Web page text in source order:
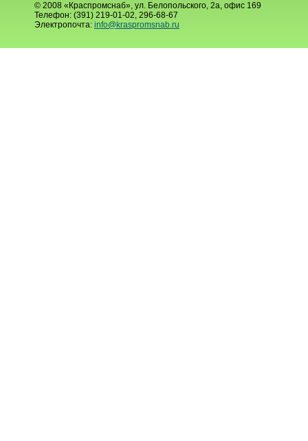
© 2008 «Краспромснаб», ул. Белопольского, 2а, офис 169
Телефон: (391) 219-01-02, 296-68-67
Электропочта: info@kraspromsnab.ru